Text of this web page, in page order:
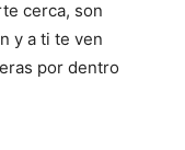
cerca, son
y a ti te ven
por dentro